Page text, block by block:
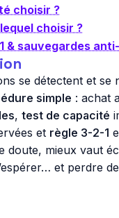
choisir ?
choisir ?
& sauvegardes
se détectent et se
simple : achat
, test de capacité
et règle 3-2-1
doute, mieux vaut
et perdre